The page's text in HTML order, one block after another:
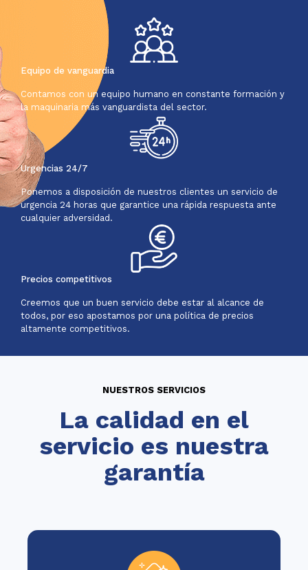
Equipo de vanguardia
Contamos con un equipo humano en constante formación y
la maquinaria más vanguardista del sector.
Urgencias 24/7
Ponemos a disposición de nuestros clientes un servicio de
urgencia 24 horas que garantice una rápida respuesta ante
cualquier adversidad.
Precios competitivos
Creemos que un buen servicio debe estar al alcance de
todos, por eso apostamos por una política de precios
altamente competitivos.
NUESTROS SERVICIOS
La calidad en el
servicio es nuestra
garantía